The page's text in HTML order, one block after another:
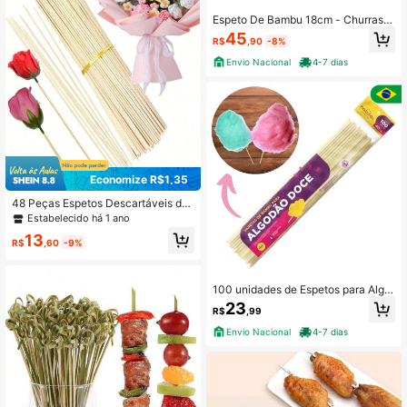
Economize R$1,35
48 Peças Espetos Descartáveis de
Bambu, Decoração Multifuncional p
os para Churrasco ao Ar Livre, Artes
Estabelecido há 1 ano
R$13 ,60 -9%
Espeto De Bambu 18cm - Churrasc
o Espetinho Palito 18 Cm C/ 1000 u
nidades
R$45 ,90 -8%
Envio Nacional
4-7 dias
100 unidades de Espetos para Algo
dão Doce Sem Ponta 40cm - Palito
s de Bambu para algodão doce
R$23,99
Envio Nacional
4-7 dias